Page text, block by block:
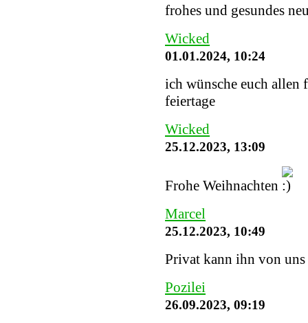
frohes und gesundes
Wicked
01.01.2024, 10:24
ich wünsche euch allen
feiertage
Wicked
25.12.2023, 13:09
Frohe Weihnachten
Marcel
25.12.2023, 10:49
Privat kann ihn von uns
Pozilei
26.09.2023, 09:19